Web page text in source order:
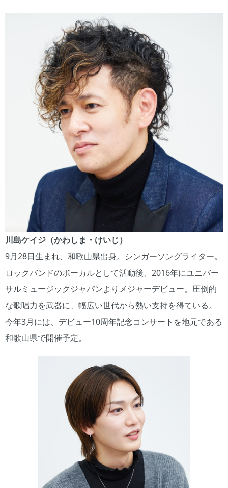
川島ケイジ（かわしま・けいじ）
9月28日生まれ、和歌山県出身。シンガーソングライター。
ロックバンドのボーカルとして活動後、2016年にユニバー
サルミュージックジャパンよりメジャーデビュー。圧倒的
な歌唱力を武器に、幅広い世代から熱い支持を得ている。
今年3月には、デビュー10周年記念コンサートを地元である
和歌山県で開催予定。